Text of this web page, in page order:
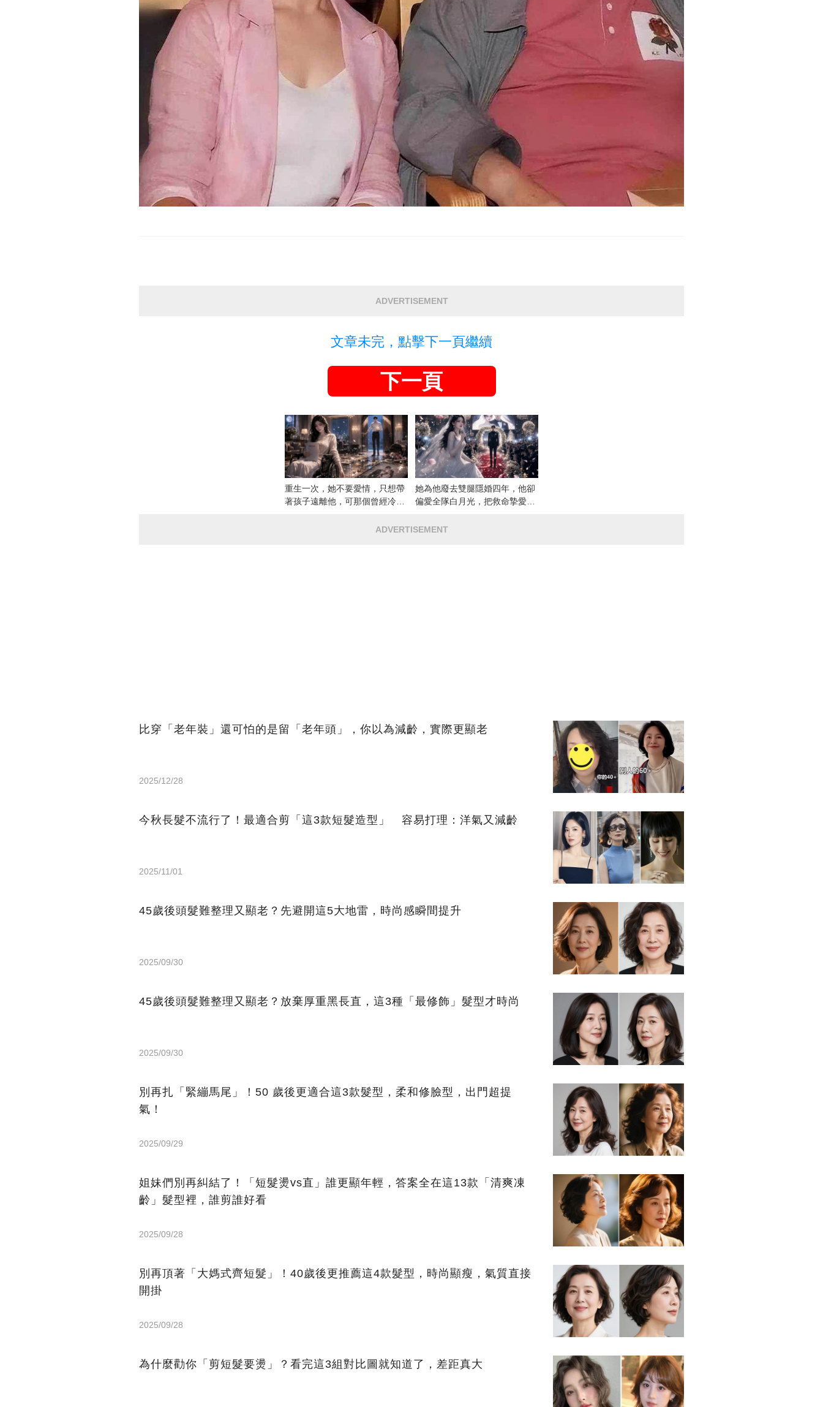
ADVERTISEMENT
文章未完，點擊下一頁繼續
下一頁
重生一次，她不要愛情，只想帶
著孩子遠離他，可那個曾經冷漠
她為他廢去雙腿隱婚四年，他卻
偏愛全隊白月光，把救命摯愛當
ADVERTISEMENT
比穿「老年裝」還可怕的是留「老年頭」，你以為減齡，實際更顯老
2025/12/28
今秋長髮不流行了！最適合剪「這3款短髮造型」 容易打理：洋氣又減齡
2025/11/01
45歲後頭髮難整理又顯老？先避開這5大地雷，時尚感瞬間提升
2025/09/30
45歲後頭髮難整理又顯老？放棄厚重黑長直，這3種「最修飾」髮型才時尚
2025/09/30
別再扎「緊繃馬尾」！50 歲後更適合這3款髮型，柔和修臉型，出門超提
氣！
2025/09/29
姐妹們別再糾結了！「短髮燙vs直」誰更顯年輕，答案全在這13款「清爽凍
齡」髮型裡，誰剪誰好看
2025/09/28
別再頂著「大媽式齊短髮」！40歲後更推薦這4款髮型，時尚顯瘦，氣質直接
開掛
2025/09/28
為什麼勸你「剪短髮要燙」？看完這3組對比圖就知道了，差距真大